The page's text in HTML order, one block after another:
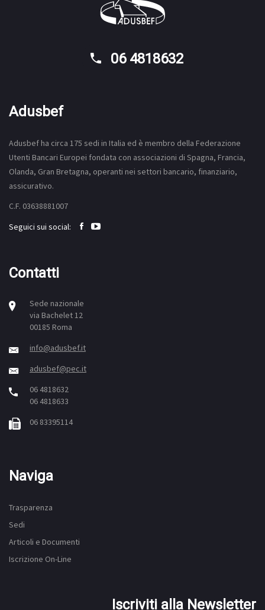
06 4818632
Adusbef
Adusbef ha circa 175 sedi in Italia ed è membro della Federazione
Utenti Bancari Europei fondata con associazioni di Spagna, Francia,
Olanda, Gran Bretagna, operanti nei settori bancario, finanziario,
assicurativo.
C.F. 03638881007
Seguici sui social:
Contatti
Sede nazionale
via Bachelet 12
00185 Roma
info@adusbef.it
adusbef@pec.it
06 4818632
06 4818633
06 83395114
Naviga
Trasparenza
Sedi
Articoli e Documenti
Iscrizione On-Line
Iscriviti alla Newsletter